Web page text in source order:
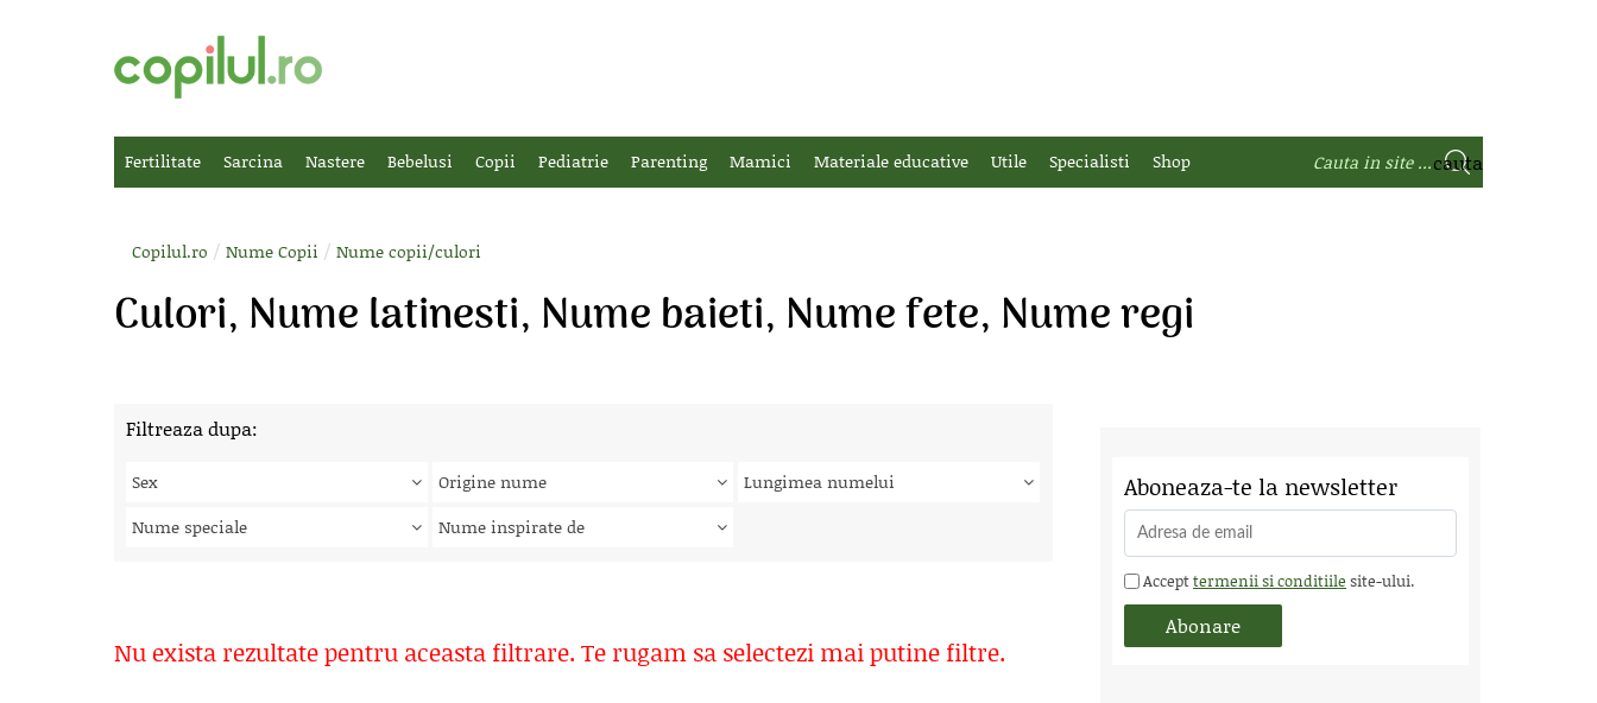
Fertilitate Sarcina Nastere Bebelusi Copii Pediatrie Parenting Mamici Materiale educative Utile Specialisti Shop
Copilul.ro / Nume Copii / Nume copii/culori
Culori, Nume latinesti, Nume baieti, Nume fete, Nume regi
Filtreaza dupa:
Sex Origine nume
Lungimea numelui
Nume speciale
Nume inspirate de
Nu exista rezultate pentru aceasta filtrare. Te rugam sa selectezi mai putine filtre.
Aboneaza-te la newsletter
Accepttermenii si conditiile site-ului.